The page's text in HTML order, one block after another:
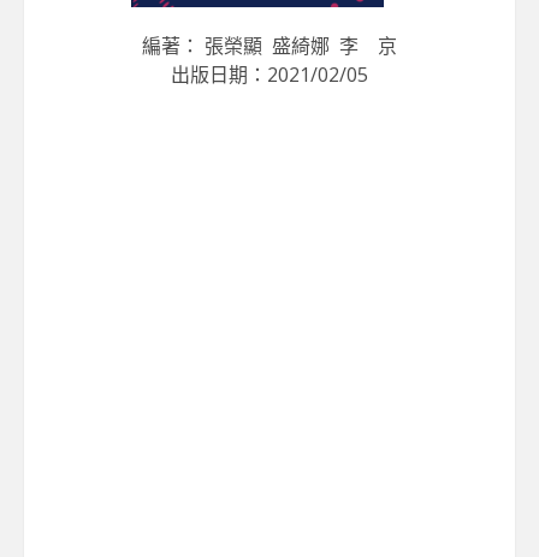
編著： 張榮顯 盛綺娜 李 京
出版日期：2021/02/05